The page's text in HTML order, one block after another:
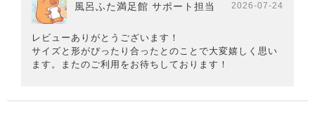
風呂ふた満足館 サポート担当 2026-07-24
レビューありがとうございます！
サイズと形がぴったり合ったとのことで大変嬉しく思い
ます。またのご利用をお待ちしております！